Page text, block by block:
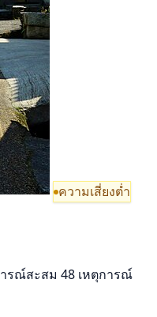
ความเสี่ยงต่ำ
รณ์สะสม 48 เหตุการณ์